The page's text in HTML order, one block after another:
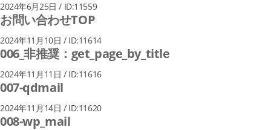
2024年6月25日 / ID:11559
お問い合わせTOP
2024年11月10日 / ID:11614
006_非推奨：get_page_by_title
2024年11月11日 / ID:11616
007-qdmail
2024年11月14日 / ID:11620
008-wp_mail